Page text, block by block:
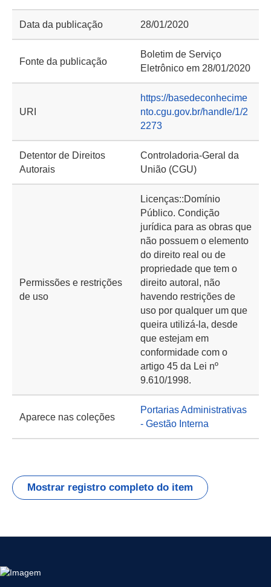
Data da publicação 28/01/2020
Fonte da publicação
Boletim de Serviço
Eletrônico em 28/01/2020
URI
https://basedeconhecime
nto.cgu.gov.br/handle/1/2
2273
Detentor de Direitos
Autorais
Controladoria-Geral da
União (CGU)
Permissões e restrições
de uso
Licenças::Domínio
Público. Condição
jurídica para as obras que
não possuem o elemento
do direito real ou de
propriedade que tem o
direito autoral, não
havendo restrições de
uso por qualquer um que
queira utilizá-la, desde
que estejam em
conformidade com o
artigo 45 da Lei nº
9.610/1998.
Aparece nas coleções
Portarias Administrativas
- Gestão Interna
Mostrar registro completo do item